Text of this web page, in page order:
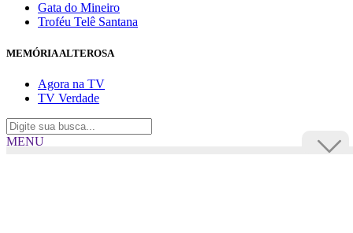
Gata do Mineiro
Troféu Telê Santana
MEMÓRIA ALTEROSA
Agora na TV
TV Verdade
MENU